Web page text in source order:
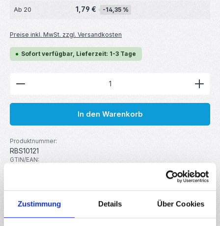
Zustimmung Details Über Cookies
Ab 20 1,79 € -14,35 %
Preise inkl. MwSt. zzgl. Versandkosten
Sofort verfügbar, Lieferzeit: 1-3 Tage
Produkt Anzahl: Gib den gewünschten Wert ein
In den Warenkorb
Produktnummer:
RBS10121
GTIN/EAN:
0.005 kg